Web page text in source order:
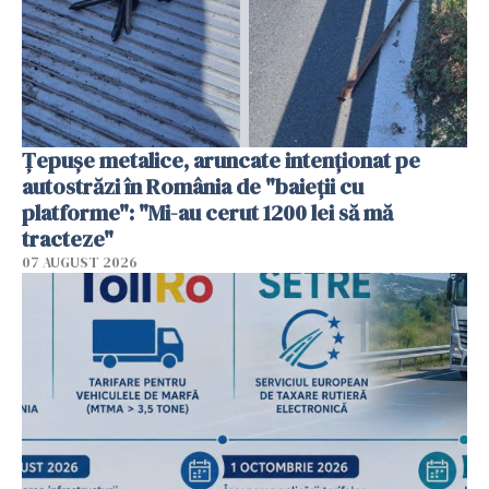
Țepușe metalice, aruncate intenționat pe
autostrăzi în România de "baieții cu
platforme": "Mi-au cerut 1200 lei să mă
tracteze"
07 AUGUST 2026